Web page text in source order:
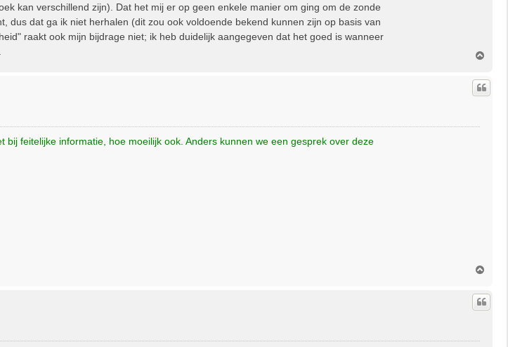
kan verschillend zijn). Dat het mij er op geen enkele manier om ging om de zonde
dus dat ga ik niet herhalen (dit zou ook voldoende bekend kunnen zijn op basis van
raakt ook mijn bijdrage niet; ik heb duidelijk aangegeven dat het goed is wanneer
h
o
bij feitelijke informatie, hoe moeilijk ook. Anders kunnen we een gesprek over deze
h
o